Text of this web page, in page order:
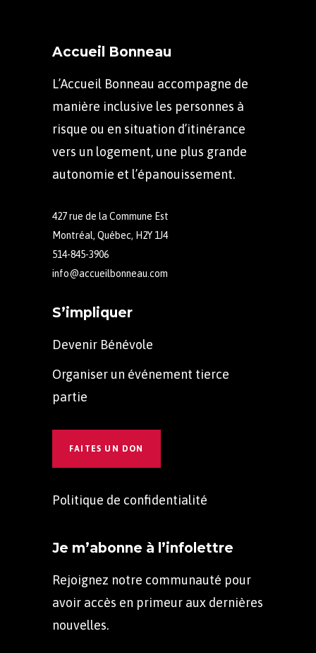
Accueil Bonneau
L’Accueil Bonneau accompagne de
manière inclusive les personnes à
risque ou en situation d’itinérance
vers un logement, une plus grande
autonomie et l’épanouissement.
427 rue de la Commune Est
Montréal, Québec, H2Y 1J4
514-845-3906
info@accueilbonneau.com
S’impliquer
Devenir Bénévole
Organiser un événement tierce
partie
FAITES UN DON
Politique de confidentialité
Je m’abonne à l’infolettre
Rejoignez notre communauté pour
avoir accès en primeur aux dernières
nouvelles.